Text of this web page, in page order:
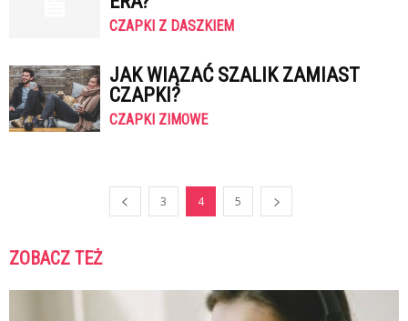
CZAPKI Z DASZKIEM
JAK WIĄZAĆ SZALIK ZAMIAST
CZAPKI?
CZAPKI ZIMOWE
3 4 5
ZOBACZ TEŻ